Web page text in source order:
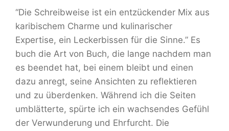
“Die Schreibweise ist ein entzückender Mix aus
karibischem Charme und kulinarischer
Expertise, ein Leckerbissen für die Sinne.” Es
buch die Art von Buch, die lange nachdem man
es beendet hat, bei einem bleibt und einen
dazu anregt, seine Ansichten zu reflektieren
und zu überdenken. Während ich die Seiten
umblätterte, spürte ich ein wachsendes Gefühl
der Verwunderung und Ehrfurcht. Die